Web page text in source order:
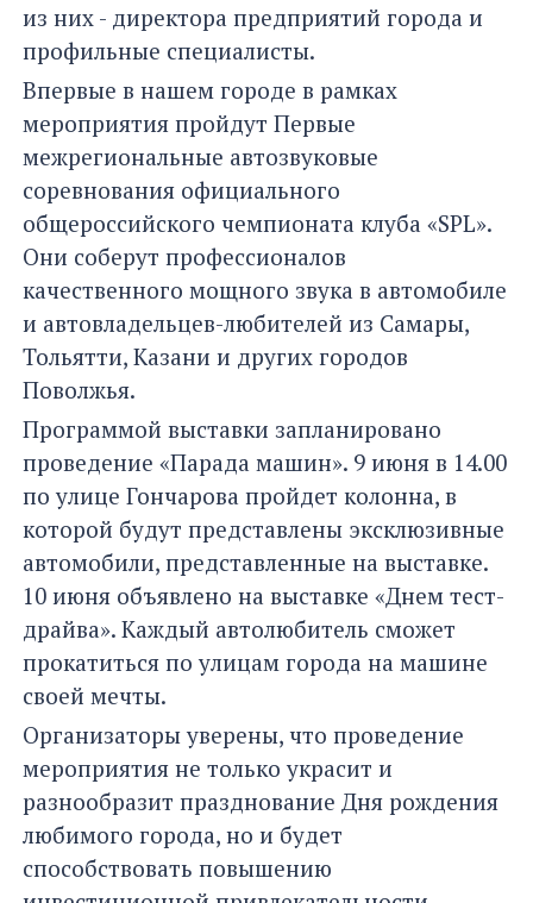
из них - директора предприятий города и
профильные специалисты.
Впервые в нашем городе в рамках
мероприятия пройдут Первые
межрегиональные автозвуковые
соревнования официального
общероссийского чемпионата клуба «SPL».
Они соберут профессионалов
качественного мощного звука в автомобиле
и автовладельцев-любителей из Самары,
Тольятти, Казани и других городов
Поволжья.
Программой выставки запланировано
проведение «Парада машин». 9 июня в 14.00
по улице Гончарова пройдет колонна, в
которой будут представлены эксклюзивные
автомобили, представленные на выставке.
10 июня объявлено на выставке «Днем тест-
драйва». Каждый автолюбитель сможет
прокатиться по улицам города на машине
своей мечты.
Организаторы уверены, что проведение
мероприятия не только украсит и
разнообразит празднование Дня рождения
любимого города, но и будет
способствовать повышению